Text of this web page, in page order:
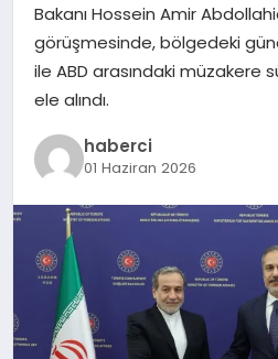
SAĞLIK
SIYASET
SPOR
YAŞAM
Bakanı Hossein Amir
görüşmesinde, bölgedeki
ile ABD arasındaki müzakere
ele alındı.
haberci
01 Haziran 2026